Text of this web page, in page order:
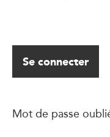
Se connecter
Mot de passe